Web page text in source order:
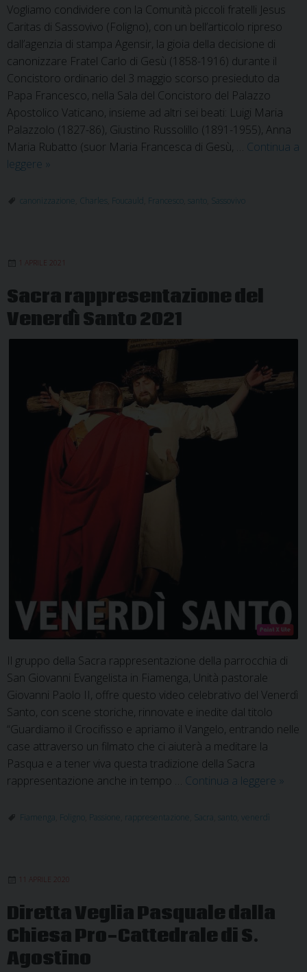
Vogliamo condividere con la Comunità piccoli fratelli Jesus
Caritas di Sassovivo (Foligno), con un bell’articolo ripreso
dall’agenzia di stampa Agensir, la gioia della decisione di
canonizzare Fratel Carlo di Gesù (1858-1916) durante il
Concistoro ordinario del 3 maggio scorso presieduto da
Papa Francesco, nella Sala del Concistoro del Palazzo
Apostolico Vaticano, insieme ad altri sei beati: Luigi Maria
Palazzolo (1827-86), Giustino Russolillo (1891-1955), Anna
Maria Rubatto (suor Maria Francesca di Gesù, … Continua a
leggere Fratel
de
»
canonizzazione Charles Foucauld Francesco santo Sassovivo
1 APRILE 2021
Sacra rappresentazione del
Venerdì Santo 2021
Il gruppo della Sacra rappresentazione della parrocchia di
San Giovanni Evangelista in Fiamenga, Unità pastorale
Giovanni Paolo II, offre questo video celebrativo del Venerdì
Santo, con scene storiche, rinnovate e inedite dal titolo
“Guardiamo il Crocifisso e apriamo il Vangelo, entrando nelle
case attraverso un filmato che ci aiuterà a meditare la
Pasqua e a tener viva questa tradizione della Sacra
rappresentazione anche in tempo … Continua a leggere Sacra
»
Fiamenga Foligno Passione rappresentazione Sacra santo venerdì
11 APRILE 2020
Diretta Veglia Pasquale dalla
Chiesa Pro-Cattedrale di S.
Agostino